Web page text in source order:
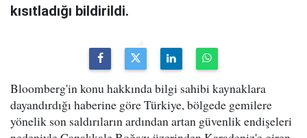
kısıtladığı bildirildi.
Bloomberg'in konu hakkında bilgi sahibi kaynaklara
dayandırdığı haberine göre Türkiye, bölgede gemilere
yönelik son saldırıların ardından artan güvenlik endişeleri